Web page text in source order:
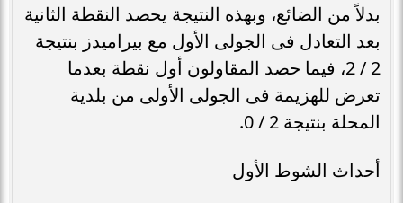
بدلاً من الضائع، وبهذه النتيجة يحصد النقطة الثانية
بعد التعادل فى الجولى الأول مع بيراميدز بنتيجة
2 / 2، فيما حصد المقاولون أول نقطة بعدما
تعرض للهزيمة فى الجولى الأولى من بلدية
المحلة بنتيجة 2 / 0.
أحداث الشوط الأول